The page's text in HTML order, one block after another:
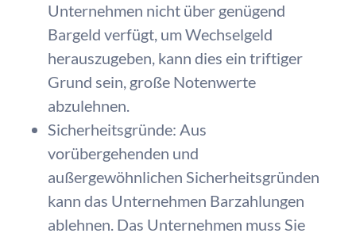
Unternehmen nicht über genügend
Bargeld verfügt, um Wechselgeld
herauszugeben, kann dies ein triftiger
Grund sein, große Notenwerte
abzulehnen.
Sicherheitsgründe: Aus
vorübergehenden und
außergewöhnlichen Sicherheitsgründen
kann das Unternehmen Barzahlungen
ablehnen. Das Unternehmen muss Sie